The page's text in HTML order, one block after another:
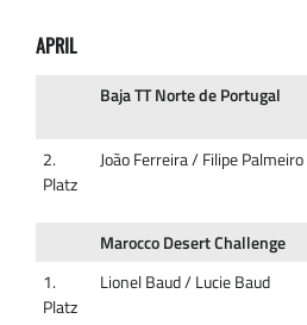
APRIL
Baja TT Norte de Portugal
2.
Platz
João Ferreira / Filipe Palmeiro
Marocco Desert Challenge
1.
Platz
Lionel Baud / Lucie Baud